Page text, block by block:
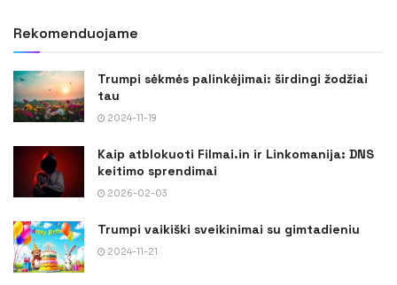
Rekomenduojame
Trumpi sėkmės palinkėjimai: širdingi žodžiai
tau
2024-11-19
Kaip atblokuoti Filmai.in ir Linkomanija: DNS
keitimo sprendimai
2026-02-03
Trumpi vaikiški sveikinimai su gimtadieniu
2024-11-21